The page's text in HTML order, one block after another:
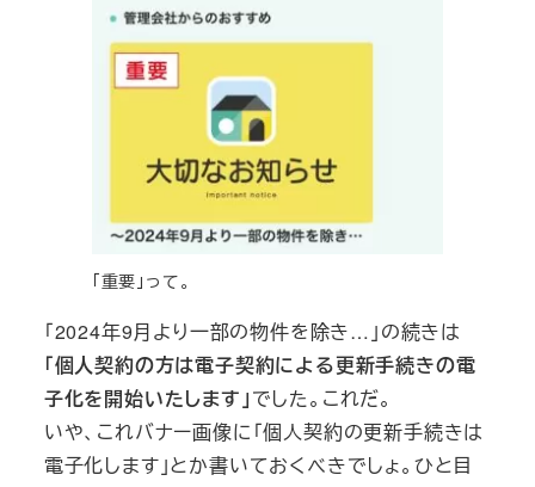
「重要」って。
「2024年9月より一部の物件を除き…」の続きは
「個人契約の方は電子契約による更新手続きの電
子化を開始いたします」でした。これだ。
いや、これバナー画像に「個人契約の更新手続きは
電子化します」とか書いておくべきでしょ。ひと目